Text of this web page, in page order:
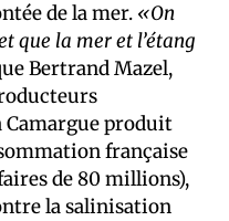
de la mer. «On
que la mer et l’étang
Bertrand Mazel,
Camargue produit
française
de 80 millions),
la salinisation